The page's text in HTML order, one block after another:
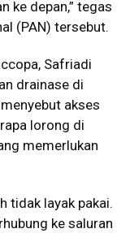
ke depan,” tegas
(PAN) tersebut.
Safriadi
drainase di
akses
lorong di
memerlukan
tidak layak pakai.
ke saluran